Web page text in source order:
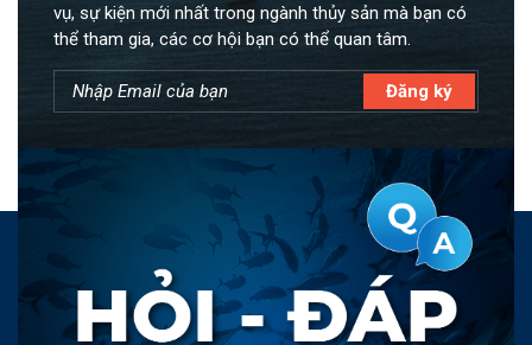
vụ, sự kiện mới nhất trong ngành thủy sản mà bạn có
thể tham gia, các cơ hội bạn có thể quan tâm.